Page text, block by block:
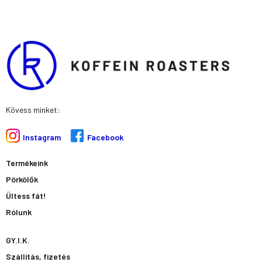
Kövess minket:
Instagram Facebook
Termékeink
Pörkölők
Ültess fát!
Rólunk
GY.I.K.
Szállítás, fizetés